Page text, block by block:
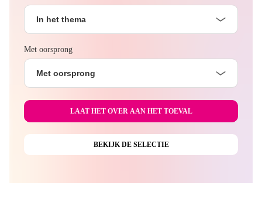
In het thema
Met oorsprong
Met oorsprong